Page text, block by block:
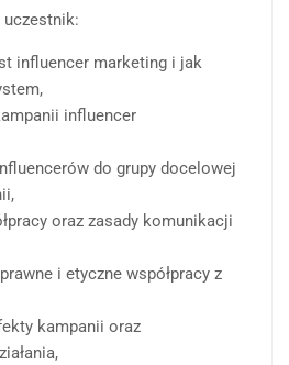
uczestnik:
influencer marketing i jak
influencer
do grupy docelowej
oraz zasady komunikacji
i etyczne współpracy z
kampanii oraz